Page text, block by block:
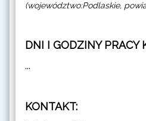
(województwo:Podlaskie,
DNI I GODZINY PRACY
...
KONTAKT: